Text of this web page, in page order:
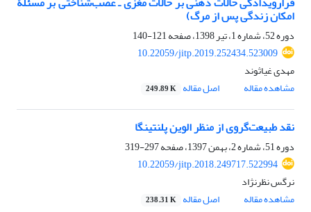
امکان زندگی پس از مرگ)
دوره 52، شماره 1، تیر 1398، صفحه
121-140
10.22059/jitp.2019.252434.523009
مهدی غیاثوند
مشاهده مقاله
اصل مقاله 249.89 K
نقد طبیعت‌گروی از منظر الوین پلنتینگا
دوره 51، شماره 2، بهمن 1397، صفحه
297-319
10.22059/jitp.2018.249717.522994
نرگس نظرنژاد
مشاهده مقاله
اصل مقاله 238.31 K